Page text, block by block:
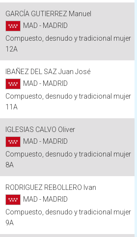
GARCÍA GUTIERREZ Manuel
MAD - MADRID
Compuesto, desnudo y tradicional mujer
12A
IBAÑEZ DEL SAZ Juan José
MAD - MADRID
Compuesto, desnudo y tradicional mujer
11A
IGLESIAS CALVO Oliver
MAD - MADRID
Compuesto, desnudo y tradicional mujer
8A
RODRIGUEZ REBOLLERO Ivan
MAD - MADRID
Compuesto, desnudo y tradicional mujer
9A